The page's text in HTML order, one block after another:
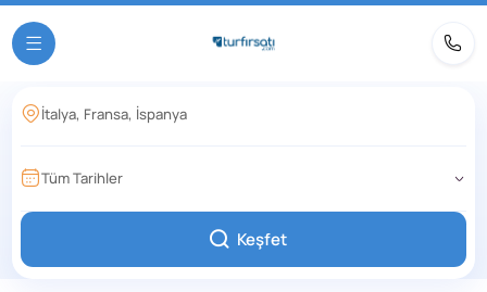
Tüm Tarihler
Keşfet